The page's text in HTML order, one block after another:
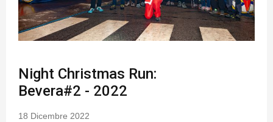
Night Christmas Run:
Bevera#2 - 2022
18 Dicembre 2022